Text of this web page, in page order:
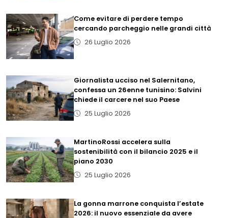
Come evitare di perdere tempo
cercando parcheggio nelle grandi città
26 Luglio 2026
Giornalista ucciso nel Salernitano,
confessa un 26enne tunisino: Salvini
chiede il carcere nel suo Paese
25 Luglio 2026
MartinoRossi accelera sulla
sostenibilità con il bilancio 2025 e il
piano 2030
25 Luglio 2026
La gonna marrone conquista l’estate
2026: il nuovo essenziale da avere